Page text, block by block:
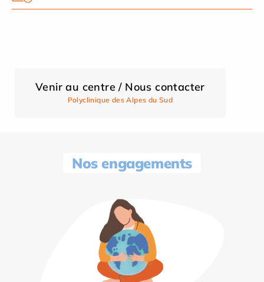
Venir au centre / Nous contacter
Polyclinique des Alpes du Sud
Nos engagements